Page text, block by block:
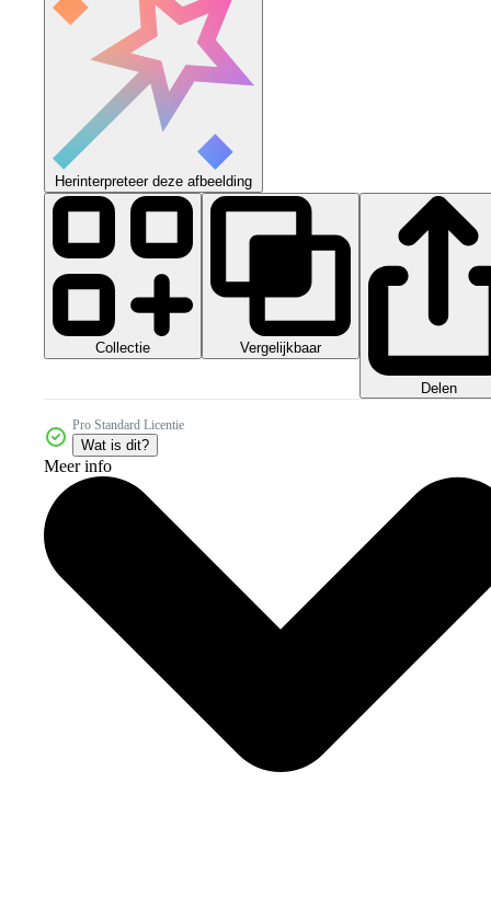
Herinterpreteer deze afbeelding
Collectie Vergelijkbaar
Delen
Pro Standard Licentie
Wat is dit?
Meer info